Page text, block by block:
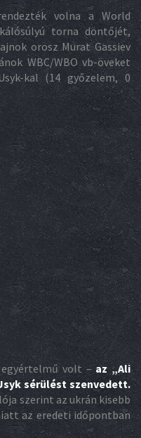
volna a World
torna döntőjét,
orosz Murat Gassiev
WBC/WBO vb-öveket
kal (14 győzelem, 0
egyértelmű volt –az „Ali
sérülést szenvedett.
szerint az ukrán kisebb
az eredeti időpontban